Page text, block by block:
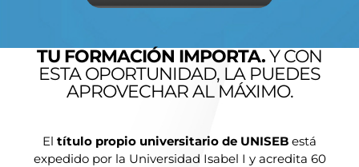
TU FORMACIÓN IMPORTA.Y CON
ESTA OPORTUNIDAD, LA PUEDES
APROVECHAR AL MÁXIMO.
El título propio universitario de UNISEB está
expedido por la Universidad Isabel I y acredita 60